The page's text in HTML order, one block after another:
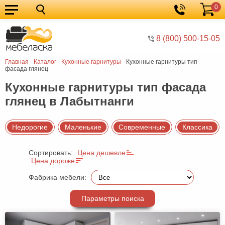
8 (800) 500-15-05
Корзина
0
Главная - Каталог - Кухонные гарнитуры - Кухонные гарнитуры тип
фасада глянец
Кухонные
гарнитуры
Мебель
для
кухни
Мебель
для
спальни
Кровати
Шкафы
Диваны
Мягкая
мебель
Детская
мебель
Мебель
Кухонные гарнитуры тип фасада
глянец в Лабытнанги
Недорогие Маленькие Современные Классика
Сортировать:
Цена дешевле
Цена дороже
Фабрика мебели:
Параметры поиска